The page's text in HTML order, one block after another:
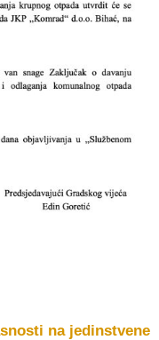
na jedinstvene